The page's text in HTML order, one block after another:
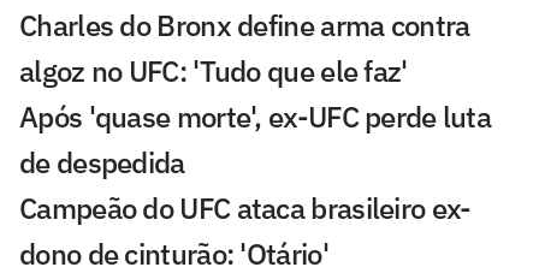
Charles do Bronx define arma contra
algoz no UFC: 'Tudo que ele faz'
Após 'quase morte', ex-UFC perde luta
de despedida
Campeão do UFC ataca brasileiro ex-
dono de cinturão: 'Otário'